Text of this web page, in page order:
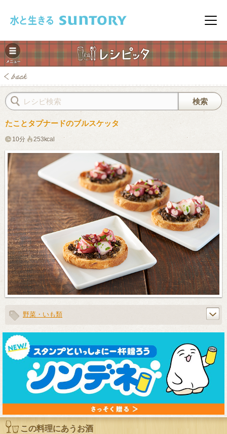
メニ
レシピ
たことタプナードのブルスケッタ
10分 253kcal
野菜・いも類
この料理にあうお酒